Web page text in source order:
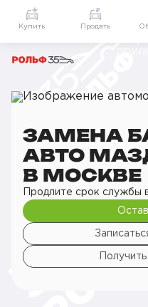
Приложение
Мой РОЛЬФ
Главная
РОЛЬФ Сервис
Сервис Mazda
Кузовной
ЗаменаЗамена
ЗАМЕНА
АВТО
В МОСКВЕ
Продлите срок службы
Купить Продать